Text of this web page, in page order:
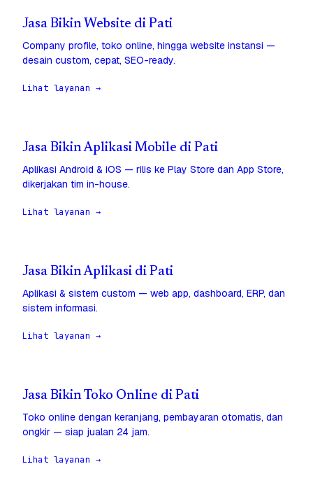
Jasa Bikin Website di Pati
Company profile, toko online, hingga website instansi —
desain custom, cepat, SEO-ready.
Lihat layanan →
Jasa Bikin Aplikasi Mobile di Pati
Aplikasi Android & iOS — rilis ke Play Store dan App Store,
dikerjakan tim in-house.
Lihat layanan →
Jasa Bikin Aplikasi di Pati
Aplikasi & sistem custom — web app, dashboard, ERP, dan
sistem informasi.
Lihat layanan →
Jasa Bikin Toko Online di Pati
Toko online dengan keranjang, pembayaran otomatis, dan
ongkir — siap jualan 24 jam.
Lihat layanan →